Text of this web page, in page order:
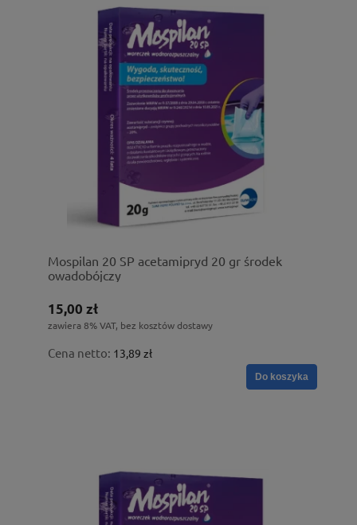
Mospilan 20 SP acetamipryd 20 gr środek
owadobójczy
15,00 zł
zawiera 8% VAT, bez kosztów dostawy
Cena netto: 13,89 zł
Do koszyka